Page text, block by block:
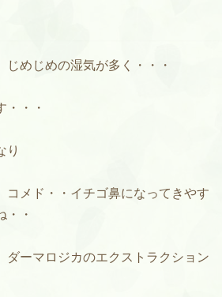
めじめの湿気が多く・・・
・・・
り
メド・・イチゴ鼻になってきやす
・・
ーマロジカのエクストラクション